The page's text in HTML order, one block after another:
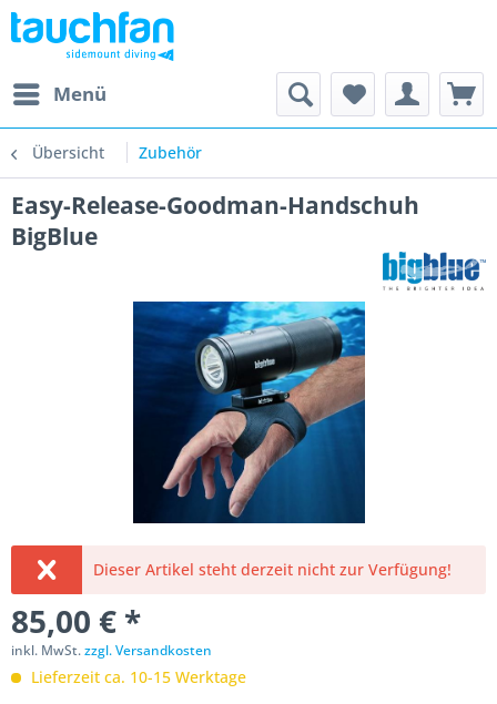
Menü
Übersicht Zubehör
Easy-Release-Goodman-Handschuh
BigBlue
Dieser Artikel steht derzeit nicht zur Verfügung!
85,00 € *
inkl. MwSt.zzgl. Versandkosten
Lieferzeit ca. 10-15 Werktage